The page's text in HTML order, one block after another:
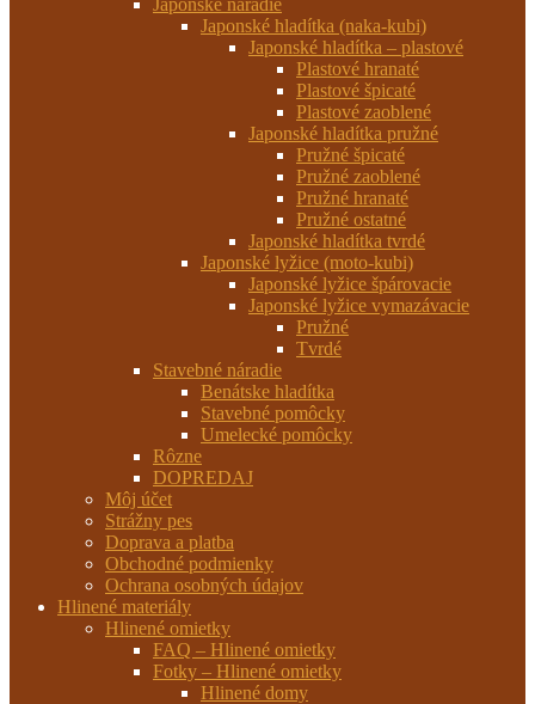
Japonské náradie
Japonské hladítka (naka-kubi)
Japonské hladítka – plastové
Plastové hranaté
Plastové špicaté
Plastové zaoblené
Japonské hladítka pružné
Pružné špicaté
Pružné zaoblené
Pružné hranaté
Pružné ostatné
Japonské hladítka tvrdé
Japonské lyžice (moto-kubi)
Japonské lyžice špárovacie
Japonské lyžice vymazávacie
Pružné
Tvrdé
Stavebné náradie
Benátske hladítka
Stavebné pomôcky
Umelecké pomôcky
Rôzne
DOPREDAJ
Môj účet
Strážny pes
Doprava a platba
Obchodné podmienky
Ochrana osobných údajov
Hlinené materiály
Hlinené omietky
FAQ – Hlinené omietky
Fotky – Hlinené omietky
Hlinené domy